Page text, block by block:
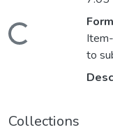
Loading...
to
Collections